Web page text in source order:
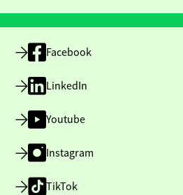
Facebook
LinkedIn
Youtube
Instagram
TikTok